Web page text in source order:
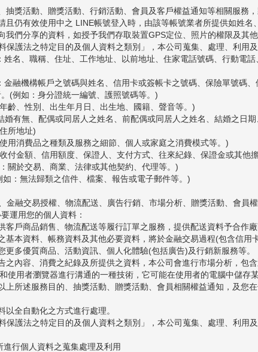
抽獎活動、贈獎活動、行銷活動、會員及客戶權益通知等相關服務
且仍有效使用中之 LINE帳號登入時，由該等帳號業者所提供如姓名
我們分享的資料，如授予我們存取裝置GPS定位、照片的權限及其
保護法之特定目的及個人資料之類別」，本公司蒐集、處理、利用
姓名、職稱、住址、工作地址、以前地址、住家電話號碼、行動電
金融機構帳戶之號碼與姓名、信用卡或簽帳卡之號碼、保險單號碼
(例如：身分證統一編號、護照號碼等。)
齡、性別、出生年月日、出生地、國籍、聲音等。)
婚有無、配偶或同居人之姓名、前配偶或同居人之姓名、結婚之日期
所地址)
用消費品之種類及服務之細節、個人或家庭之消費模式等。)
付金額、信用額度、保證人、支付方式、往來紀錄、保證金或其他
關於交易、商業、法律或其他契約、代理等。)
：無法歸類之信件、檔案、報告或電子郵件等。)
金融交易授權、物流配送、廣告行銷、市場分析、贈獎活動、會
運用您的個人資料：
客戶商品銷售、物流配送等履行訂單之服務，提供配送資料予合作廠
基本資料、帳務資料及其他必要資料，將於金融交易過程(包含信用
更多優質商品、活動資訊、個人化體驗(包括廣告)及行銷新服務等。
之內容、消費之紀錄及所提供之資料，本公司會進行市場分析，包
使用者瀏覽器進行溝通的一種技術，它可能在使用者的電腦中儲
上所述服務目的、抽獎活動、贈獎活動、會員相關權益通知，及您
全自動化之方式進行處理。
保護法之特定目的及個人資料之類別」，本公司蒐集、處理、利用
行個人資料之蒐集處理及利用